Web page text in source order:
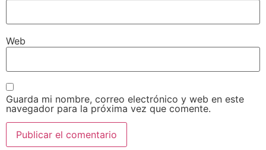
Web
Guarda mi nombre, correo electrónico y web en este
navegador para la próxima vez que comente.